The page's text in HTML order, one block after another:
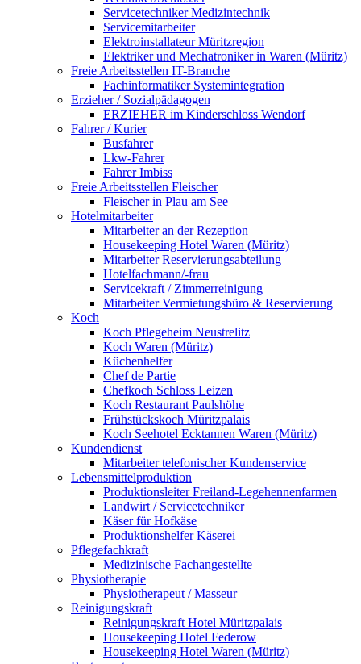
Servicetechniker Medizintechnik
Servicemitarbeiter
Elektroinstallateur Müritzregion
Elektriker und Mechatroniker in Waren (Müritz)
Freie Arbeitsstellen IT-Branche
Fachinformatiker Systemintegration
Erzieher / Sozialpädagogen
ERZIEHER im Kinderschloss Wendorf
Fahrer / Kurier
Busfahrer
Lkw-Fahrer
Fahrer Imbiss
Freie Arbeitsstellen Fleischer
Fleischer in Plau am See
Hotelmitarbeiter
Mitarbeiter an der Rezeption
Housekeeping Hotel Waren (Müritz)
Mitarbeiter Reservierungsabteilung
Hotelfachmann/-frau
Servicekraft / Zimmerreinigung
Mitarbeiter Vermietungsbüro & Reservierung
Koch
Koch Pflegeheim Neustrelitz
Koch Waren (Müritz)
Küchenhelfer
Chef de Partie
Chefkoch Schloss Leizen
Koch Restaurant Paulshöhe
Frühstückskoch Müritzpalais
Koch Seehotel Ecktannen Waren (Müritz)
Kundendienst
Mitarbeiter telefonischer Kundenservice
Lebensmittelproduktion
Produktionsleiter Freiland-Legehennenfarmen
Landwirt / Servicetechniker
Käser für Hofkäse
Produktionshelfer Käserei
Pflegefachkraft
Medizinische Fachangestellte
Physiotherapie
Physiotherapeut / Masseur
Reinigungskraft
Reinigungskraft Hotel Müritzpalais
Housekeeping Hotel Federow
Housekeeping Hotel Waren (Müritz)